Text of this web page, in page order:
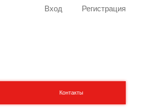
Вход Регистрация
Контакты